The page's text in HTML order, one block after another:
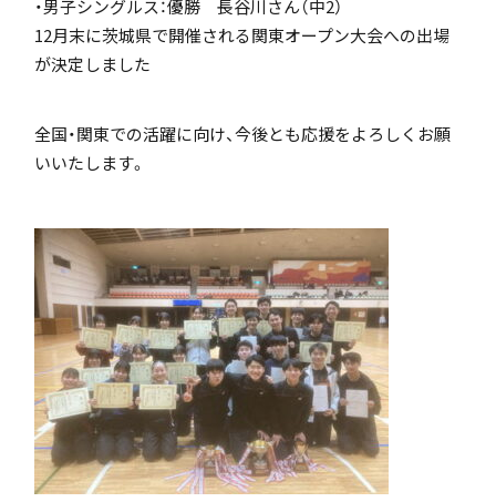
・男子シングルス：優勝 長谷川さん（中2）
12月末に茨城県で開催される関東オープン大会への出場
が決定しました
全国・関東での活躍に向け、今後とも応援をよろしくお願
いいたします。
国内・海外研修旅行
キャンプ
クラブ活動